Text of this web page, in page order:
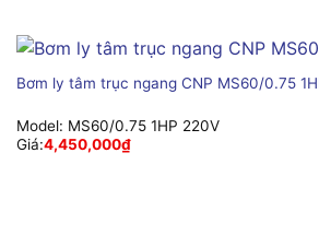
Bơm ly tâm trục ngang CNP MS60/0.75
Model: MS60/0.75 1HP 220V
Giá:4,450,000₫